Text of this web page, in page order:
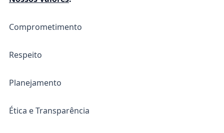
Comprometimento
Respeito
Planejamento
Ética e Transparência